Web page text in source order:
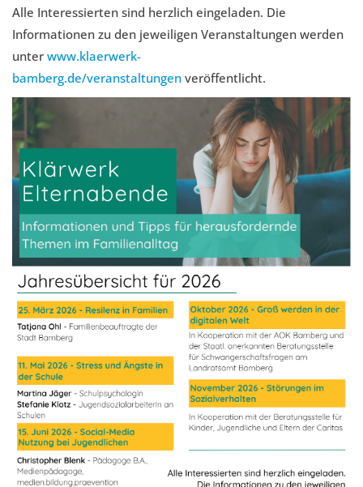
Alle Interessierten sind herzlich eingeladen. Die
Informationen zu den jeweiligen Veranstaltungen werden
unter www.klaerwerk-
bamberg.de/veranstaltungen veröffentlicht.